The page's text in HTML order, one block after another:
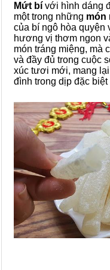
Mứt bí với hình dáng
một trong những món
của bí ngô hòa
hương vị thơm ngon
món tráng miệng, mà
và đầy đủ trong cuộc
xúc tươi mới, mang
đình trong dịp đặc biệt